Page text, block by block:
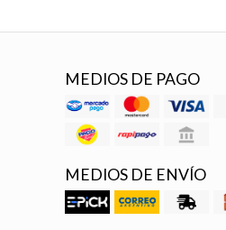
MEDIOS DE PAGO
MEDIOS DE ENVÍO